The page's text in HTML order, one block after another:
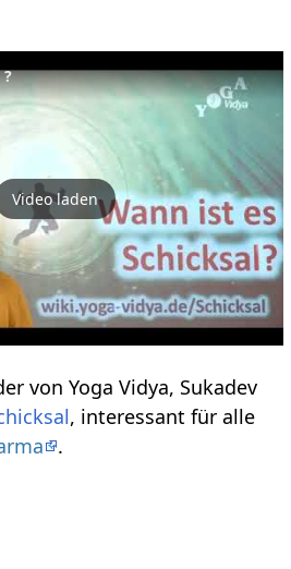
Video laden
von Yoga Vidya, Sukadev
, interessant für alle
.